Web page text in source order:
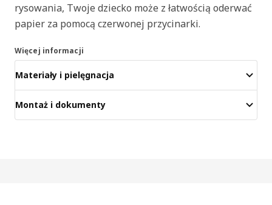
rysowania, Twoje dziecko może z łatwością oderwać
papier za pomocą czerwonej przycinarki.
Więcej informacji
Materiały i pielęgnacja
Montaż i dokumenty